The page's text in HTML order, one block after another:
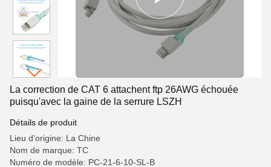
La correction de CAT 6 attachent ftp 26AWG échouée
puisqu'avec la gaine de la serrure LSZH
Détails de produit
Lieu d'origine: La Chine
Nom de marque: TC
Numéro de modèle: PC-21-6-10-SL-B